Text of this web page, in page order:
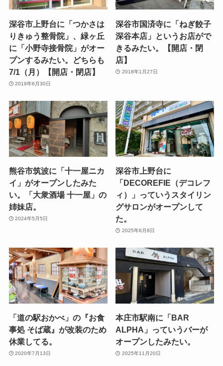
深谷市上野台に「つかさは
りきゅう整骨院」、緑ヶ丘
に「小野寺接骨院」がオー
プンするみたい。どちらも
7/1（月）【開店・閉店】
2019年6月30日
深谷市国済寺に「ねぎ餃子
深谷本店」というお店がで
きるみたい。【開店・閉
店】
2018年1月27日
熊谷市筑波に「十一屋ニカ
イ」がオープンしたみた
い。「大衆酒場 十一屋」の
姉妹店。
2024年5月5日
深谷市上野台に
「DECOREFIE（デコレフ
ィ）」っていうスタイリン
グサロンがオープンして
た。
2025年6月8日
「道の駅おかべ」の『お食
事処 そば蔵』が改装のため
休業してる。
2020年7月13日
本庄市駅南に「BAR
ALPHA」っていうバーが
オープンしたみたい。
2025年11月20日